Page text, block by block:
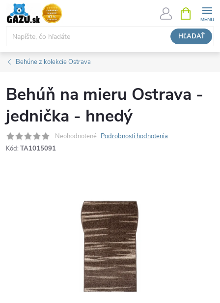
Prejsť
na
obsah
HĽADAŤ
KOŠÍK
Behúne z kolekcie Ostrava
Behúň na mieru Ostrava -
jednička - hnedý
Neohodnotené Podrobnosti hodnotenia
Kód: TA1015091